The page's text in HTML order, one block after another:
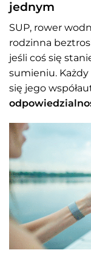
jednym
SUP, rower
rodzinna
jeśli coś się
sumieniu. Każdy
się jego